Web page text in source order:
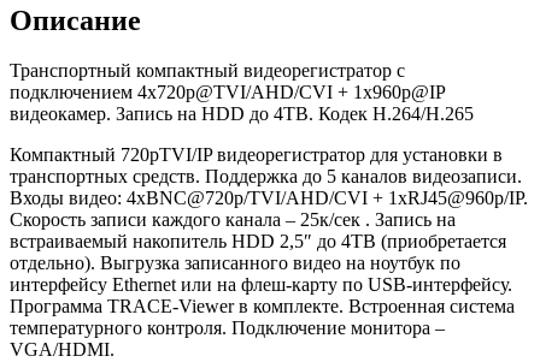
Описание
Транспортный компактный видеорегистратор с
подключением 4x720p@TVI/AHD/CVI + 1x960p@IP
видеокамер. Запись на HDD до 4ТВ. Кодек H.264/H.265
Компактный 720pTVI/IP видеорегистратор для установки в
транспортных средств. Поддержка до 5 каналов видеозаписи.
Входы видео: 4xBNC@720p/TVI/AHD/CVI + 1xRJ45@960p/IP.
Скорость записи каждого канала – 25к/сек . Запись на
встраиваемый накопитель HDD 2,5″ до 4TB (приобретается
отдельно). Выгрузка записанного видео на ноутбук по
интерфейсу Ethernet или на флеш-карту по USB-интерфейсу.
Программа TRACE-Viewer в комплекте. Встроенная система
температурного контроля. Подключение монитора –
VGA/HDMI.